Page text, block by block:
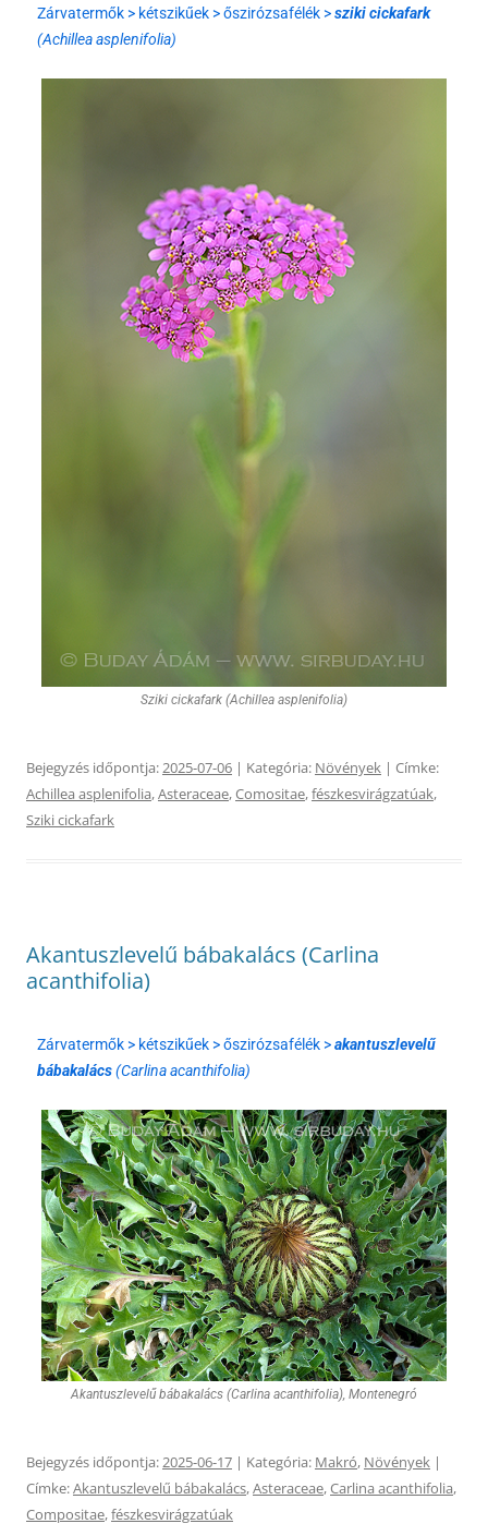
Zárvatermők > kétszikűek > őszirózsafélék >sziki cickafark
(Achillea asplenifolia)
Sziki cickafark (Achillea asplenifolia)
Bejegyzés időpontja:2025-07-06 | Kategória: Növények | Címke:
Achillea asplenifolia,Asteraceae,Comositae,fészkesvirágzatúak,
Sziki cickafark
Akantuszlevelű bábakalács (Carlina
acanthifolia)
Zárvatermők > kétszikűek > őszirózsafélék >akantuszlevelű
bábakalács(Carlina acanthifolia)
Akantuszlevelű bábakalács (Carlina acanthifolia), Montenegró
Bejegyzés időpontja:2025-06-17 | Kategória: Makró, Növények |
Címke:Akantuszlevelű bábakalács,Asteraceae,Carlina acanthifolia,
Compositae,fészkesvirágzatúak